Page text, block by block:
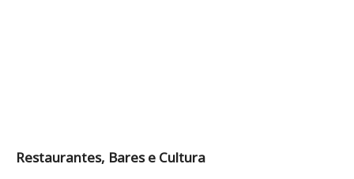
Restaurantes, Bares e Cultura